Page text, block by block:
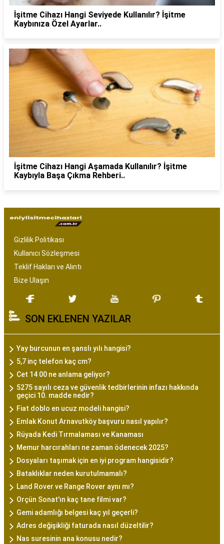
İşitme Cihazı Hangi Seviyede Kullanılır? İşitme
Kaybınıza Özel Ayarlar..
İşitme Cihazı Hangi Aşamada Kullanılır? İşitme
Kaybıyla Başa Çıkma Rehberi..
Gizlilik Politikası
Kullanıcı Sözleşmesi
Teklif Hakları ve Alıntı
Bize Ulaşın
SON EKLENEN YAZILAR
Yay burcunun en şanslı yılı hangisi?
5,7 inç telefon kaç cm?
Cet 14 00 ne anlama geliyor?
5275 sayılı ceza ve güvenlik tedbirlerinin infazı hakkında
geçici 10. madde nedir?
Fiat doblo en ucuz modeli hangisi?
Emlak Konut Arnavutköy başvuru nasıl yapılır?
Rüyada Kedi Tırmalaması ve Kanaması
Memur harcırahları ne zaman ödenecek 2025?
Dosyaları taşımak için en iyi program hangisidir?
Bataklıklar neden kurutulmamalı?
Land Rover ve Range Rover aynı mı?
Orçün Sonat'ın kaç tane filmi var?
Gemi adamlığı belgesi kaç yıl geçerli?
Adres değişikliği faturada nasıl düzeltilir?
Nas suresinin ana konusu nedir?